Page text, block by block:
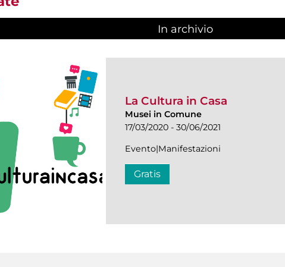
In archivio
La Cultura in Casa
Musei in Comune
17/03/2020 - 30/06/2021
Evento|Manifestazioni
Gratis